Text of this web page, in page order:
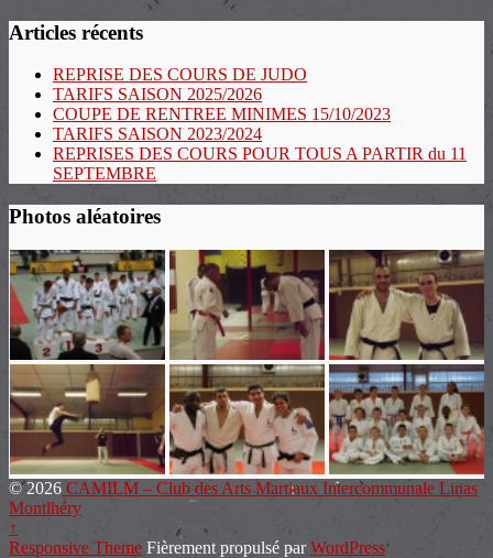
Articles récents
REPRISE DES COURS DE JUDO
TARIFS SAISON 2025/2026
COUPE DE RENTREE MINIMES 15/10/2023
TARIFS SAISON 2023/2024
REPRISES DES COURS POUR TOUS A PARTIR du 11
SEPTEMBRE
Photos aléatoires
© 2026 CAMILM – Club des Arts Martiaux Intercommunale Linas
Montlhéry
↑
Responsive Theme Fièrement propulsé parWordPress